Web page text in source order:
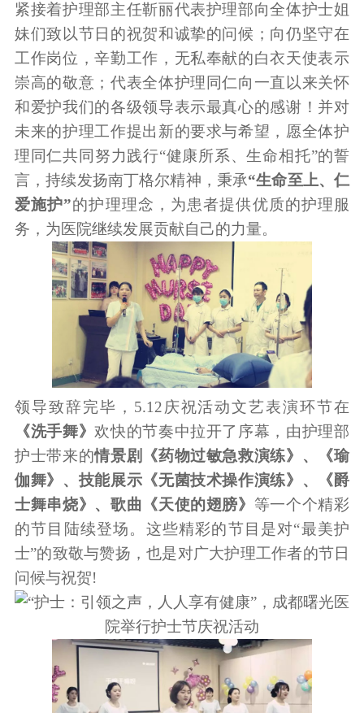
紧接着护理部主任靳丽代表护理部向全体护士姐
妹们致以节日的祝贺和诚挚的问候；向仍坚守在
工作岗位，辛勤工作，无私奉献的白衣天使表示
崇高的敬意；代表全体护理同仁向一直以来关怀
和爱护我们的各级领导表示最真心的感谢！并对
未来的护理工作提出新的要求与希望，愿全体护
理同仁共同努力践行“健康所系、生命相托”的誓
言，持续发扬南丁格尔精神，秉承“生命至上、仁
爱施护”的护理理念，为患者提供优质的护理服
务，为医院继续发展贡献自己的力量。
领导致辞完毕，5.12庆祝活动文艺表演环节在
《洗手舞》欢快的节奏中拉开了序幕，由护理部
护士带来的情景剧《药物过敏急救演练》、《瑜
伽舞》、技能展示《无菌技术操作演练》、《爵
士舞串烧》、歌曲《天使的翅膀》 等一个个精彩
的节目陆续登场。这些精彩的节目是对“最美护
士”的致敬与赞扬，也是对广大护理工作者的节日
问候与祝贺!